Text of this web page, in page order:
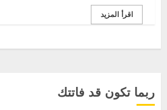
اقرأ المزيد
ربما تكون قد فاتتك